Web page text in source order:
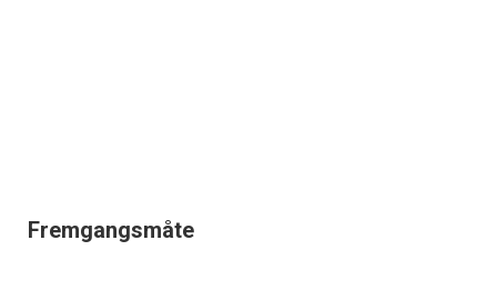
Fremgangsmåte